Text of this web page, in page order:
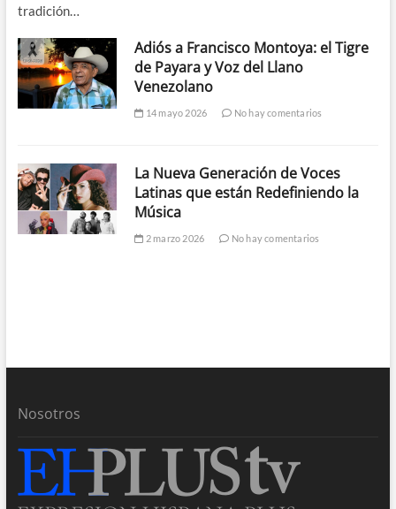
tradición…
Adiós a Francisco Montoya: el Tigre
de Payara y Voz del Llano
Venezolano
14 mayo 2026 No hay comentarios
La Nueva Generación de Voces
Latinas que están Redefiniendo la
Música
2 marzo 2026 No hay comentarios
Nosotros